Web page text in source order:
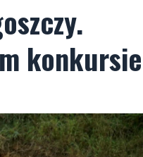
konkursie